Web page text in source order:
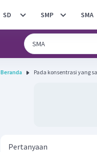
SD SMP SMA
Beranda Pada konsentrasi yang
Pertanyaan